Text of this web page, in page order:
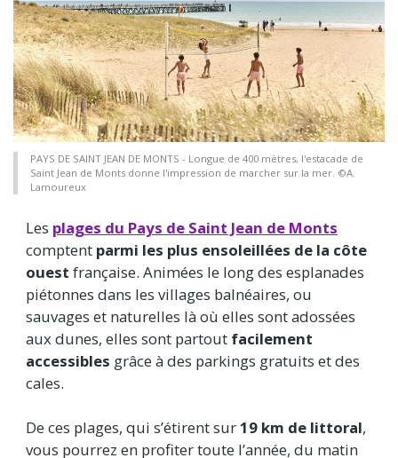
PAYS DE SAINT JEAN DE MONTS - Longue de 400 mètres, l'estacade de
Saint Jean de Monts donne l'impression de marcher sur la mer. ©A.
Lamoureux
Les plages du Pays de Saint Jean de Monts
comptent parmi les plus ensoleillées de la côte
ouest française. Animées le long des esplanades
piétonnes dans les villages balnéaires, ou
sauvages et naturelles là où elles sont adossées
aux dunes, elles sont partout facilement
accessibles grâce à des parkings gratuits et des
cales.
De ces plages, qui s’étirent sur19 km de littoral,
vous pourrez en profiter toute l’année, du matin